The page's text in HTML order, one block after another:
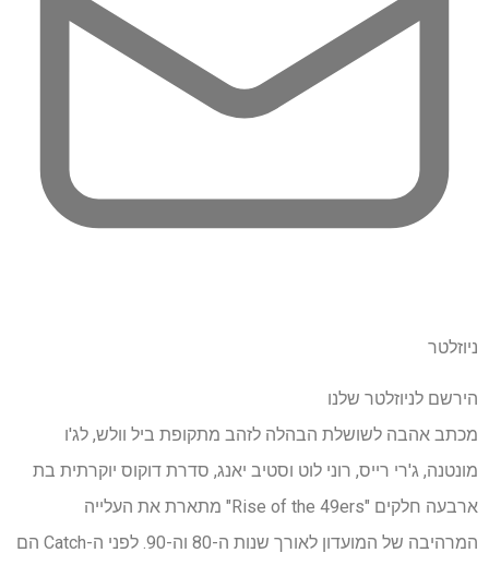
ניוזלטר
הירשם לניוזלטר שלנו
מכתב אהבה לשושלת הבהלה לזהב מתקופת ביל וולש, לג'ו
מונטנה, ג'רי רייס, רוני לוט וסטיב יאנג, סדרת דוקוס יוקרתית בת
ארבעה חלקים "Rise of the 49ers" מתארת ​​את העלייה
המרהיבה של המועדון לאורך שנות ה-80 וה-90. לפני ה-Catch הם